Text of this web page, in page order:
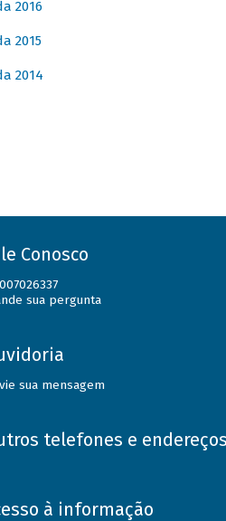
2016
2015
2014
Conosco
sua pergunta
sua mensagem
telefones e endereços
à informação